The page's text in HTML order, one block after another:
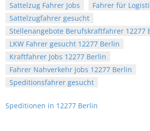
Sattelzug Fahrer Jobs
Fahrer für
Sattelzugfahrer gesucht
Stellenangebote Berufskraftfahrer 12277
LKW Fahrer gesucht 12277 Berlin
Kraftfahrer Jobs 12277 Berlin
Fahrer Nahverkehr Jobs 12277 Berlin
Speditionsfahrer gesucht
Speditionen in 12277 Berlin